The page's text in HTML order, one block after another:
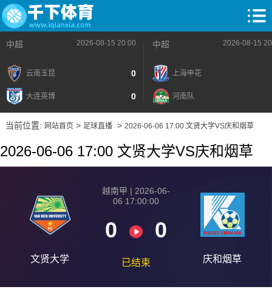
中超 2026-08-15 20:00
云南玉昆 0
大连英博 0
中超 2026-08-15
上海申花
河南队
当前位置: 网站首页> 足球直播> 2026-06-06 17:00 文贤大学VS庆和烟草
2026-06-06 17:00 文贤大学VS庆和烟草
文贤大学
越南甲 | 2026-06-
06 17:00:00
0 0
已结束 庆和烟草